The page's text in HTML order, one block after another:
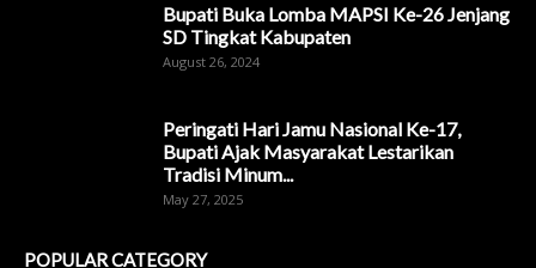
Bupati Buka Lomba MAPSI Ke-26 Jenjang
SD Tingkat Kabupaten
August 26, 2024
Peringati Hari Jamu Nasional Ke-17,
Bupati Ajak Masyarakat Lestarikan
Tradisi Minum...
May 27, 2025
POPULAR CATEGORY